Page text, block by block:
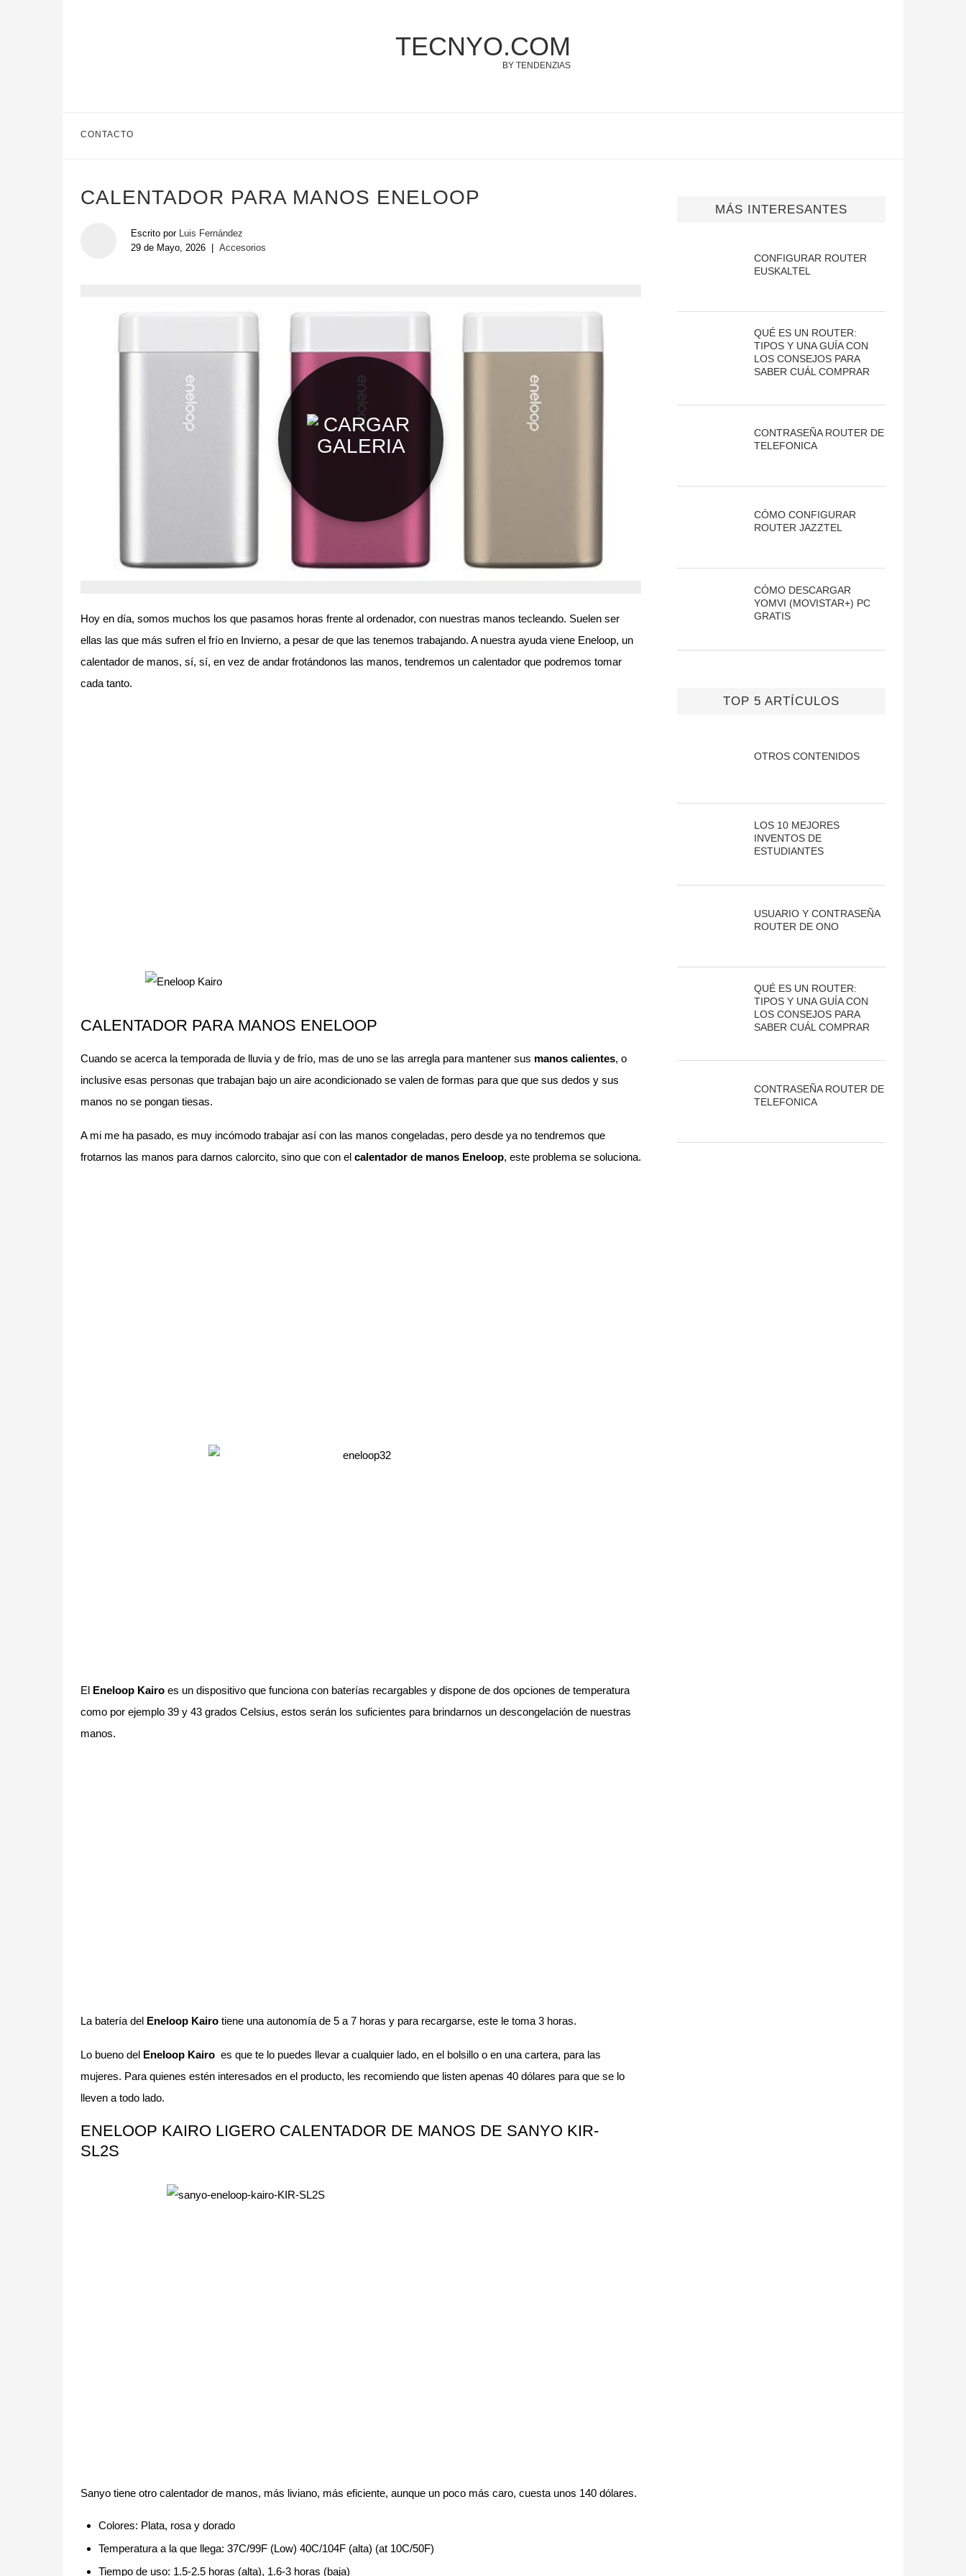
TECNYO.COM
BY TENDENZIAS
CONTACTO
CALENTADOR PARA MANOS ENELOOP
Escrito por Luis Fernández
29 de Mayo, 2026
Accesorios
Hoy en día, somos muchos los que pasamos horas frente al ordenador, con nuestras manos tecleando. Suelen ser
ellas las que más sufren el frío en Invierno, a pesar de que las tenemos trabajando. A nuestra ayuda viene Eneloop, un
calentador de manos, sí, sí, en vez de andar frotándonos las manos, tendremos un calentador que podremos tomar
cada tanto.
CALENTADOR PARA MANOS ENELOOP
Cuando se acerca la temporada de lluvia y de frío, mas de uno se las arregla para mantener sus manos calientes, o
inclusive esas personas que trabajan bajo un aire acondicionado se valen de formas para que que sus dedos y sus
manos no se pongan tiesas.
A mi me ha pasado, es muy incómodo trabajar así con las manos congeladas, pero desde ya no tendremos que
frotarnos las manos para darnos calorcito, sino que con el calentador de manos Eneloop, este problema se soluciona.
El Eneloop Kairo es un dispositivo que funciona con baterías recargables y dispone de dos opciones de temperatura
como por ejemplo 39 y 43 grados Celsius, estos serán los suficientes para brindarnos un descongelación de nuestras
manos.
La batería del Eneloop Kairo tiene una autonomía de 5 a 7 horas y para recargarse, este le toma 3 horas.
Lo bueno del Eneloop Kairo es que te lo puedes llevar a cualquier lado, en el bolsillo o en una cartera, para las
mujeres. Para quienes estén interesados en el producto, les recomiendo que listen apenas 40 dólares para que se lo
lleven a todo lado.
ENELOOP KAIRO LIGERO CALENTADOR DE MANOS DE SANYO KIR-
SL2S
Sanyo tiene otro calentador de manos, más liviano, más eficiente, aunque un poco más caro, cuesta unos 140 dólares.
Colores: Plata, rosa y dorado
Temperatura a la que llega: 37C/99F (Low) 40C/104F (alta) (at 10C/50F)
Tiempo de uso: 1.5-2.5 horas (alta), 1.6-3 horas (baja)
MÁS INTERESANTES
CONFIGURAR ROUTER
EUSKALTEL
QUÉ ES UN ROUTER:
TIPOS Y UNA GUÍA CON
LOS CONSEJOS PARA
SABER CUÁL COMPRAR
CONTRASEÑA ROUTER DE
TELEFONICA
CÓMO CONFIGURAR
ROUTER JAZZTEL
CÓMO DESCARGAR
YOMVI (MOVISTAR+) PC
GRATIS
TOP 5 ARTÍCULOS
OTROS CONTENIDOS
LOS 10 MEJORES
INVENTOS DE
ESTUDIANTES
USUARIO Y CONTRASEÑA
ROUTER DE ONO
QUÉ ES UN ROUTER:
TIPOS Y UNA GUÍA CON
LOS CONSEJOS PARA
SABER CUÁL COMPRAR
CONTRASEÑA ROUTER DE
TELEFONICA